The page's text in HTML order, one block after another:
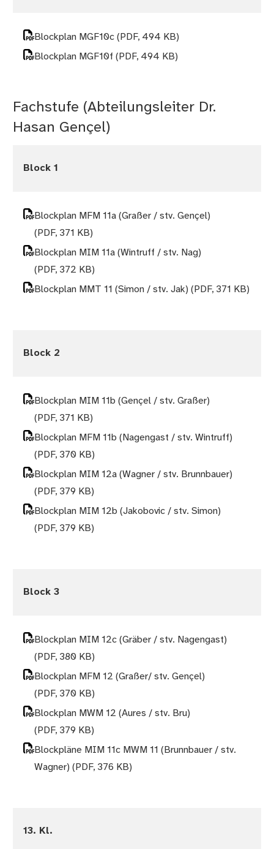
Blockplan MGF10c(PDF, 494 KB)
Blockplan MGF10f(PDF, 494 KB)
Fachstufe (Abteilungsleiter Dr.
Hasan Gençel)
Block 1
Blockplan MFM 11a (Graßer / stv. Gençel)
(PDF, 371 KB)
Blockplan MIM 11a (Wintruff / stv. Nag)
(PDF, 372 KB)
Blockplan MMT 11 (Simon / stv. Jak)(PDF, 371 KB)
Block 2
Blockplan MIM 11b (Gençel / stv. Graßer)
(PDF, 371 KB)
Blockplan MFM 11b (Nagengast / stv. Wintruff)
(PDF, 370 KB)
Blockplan MIM 12a (Wagner / stv. Brunnbauer)
(PDF, 379 KB)
Blockplan MIM 12b (Jakobovic / stv. Simon)
(PDF, 379 KB)
Block 3
Blockplan MIM 12c (Gräber / stv. Nagengast)
(PDF, 380 KB)
Blockplan MFM 12 (Graßer/ stv. Gençel)
(PDF, 370 KB)
Blockplan MWM 12 (Aures / stv. Bru)
(PDF, 379 KB)
Blockpläne MIM 11c MWM 11 (Brunnbauer / stv.
Wagner)(PDF, 376 KB)
13. Kl.